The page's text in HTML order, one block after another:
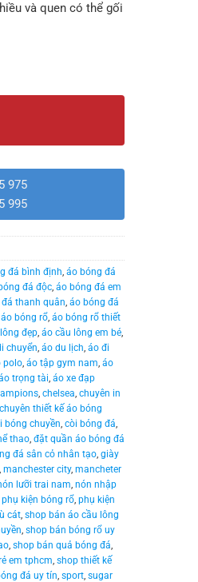
và quen có thể gối
975
995
đá bình định, áo bóng đá
đá độc, áo bóng đá em
thanh quân, áo bóng đá
áo bóng rổ, áo bóng rổ thiết
đẹp, áo cầu lông em bé,
chuyển, áo du lịch, áo đi
polo, áo tập gym nam, áo
trọng tài, áo xe đạp
, chelsea, chuyên in
chuyên thiết kế áo bóng
bóng chuyền, còi bóng đá,
thao, đặt quần áo bóng đá
đá sân cỏ nhân tạo, giày
, manchester city, mancheter
lưỡi trai nam, nón nhập
phụ kiện bóng rổ, phụ kiện
cát, shop bán áo cầu lông
, shop bán bóng rổ uy
, shop bán quả bóng đá,
em tphcm, shop thiết kế
đá uy tín, sport, sugar